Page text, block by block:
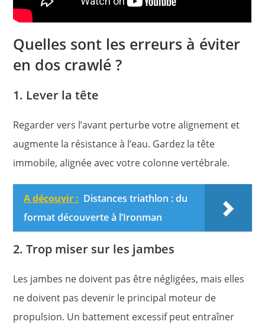
Quelles sont les erreurs à éviter
en dos crawlé ?
1. Lever la tête
Regarder vers l’avant perturbe votre alignement et
augmente la résistance à l’eau. Gardez la tête
immobile, alignée avec votre colonne vertébrale.
A découvir : Distances triathlon : du
format découverte à l’Ironman
2. Trop miser sur les jambes
Les jambes ne doivent pas être négligées, mais elles
ne doivent pas devenir le principal moteur de
propulsion. Un battement excessif peut entraîner